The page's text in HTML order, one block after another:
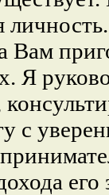
Вам
Я
с